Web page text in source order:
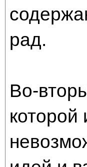
рад.
Во-
которой